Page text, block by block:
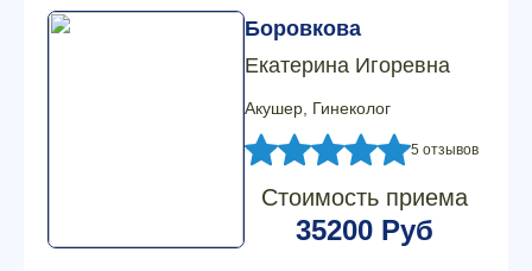
Боровкова
Екатерина Игоревна
Акушер, Гинеколог
5 отзывов
Стоимость приема
35200 Руб